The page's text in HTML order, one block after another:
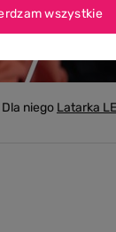
niego Latarka
wszystkie